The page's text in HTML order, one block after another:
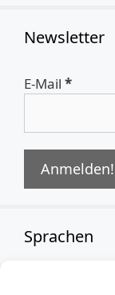
Newsletter
E-Mail *
Sprachen